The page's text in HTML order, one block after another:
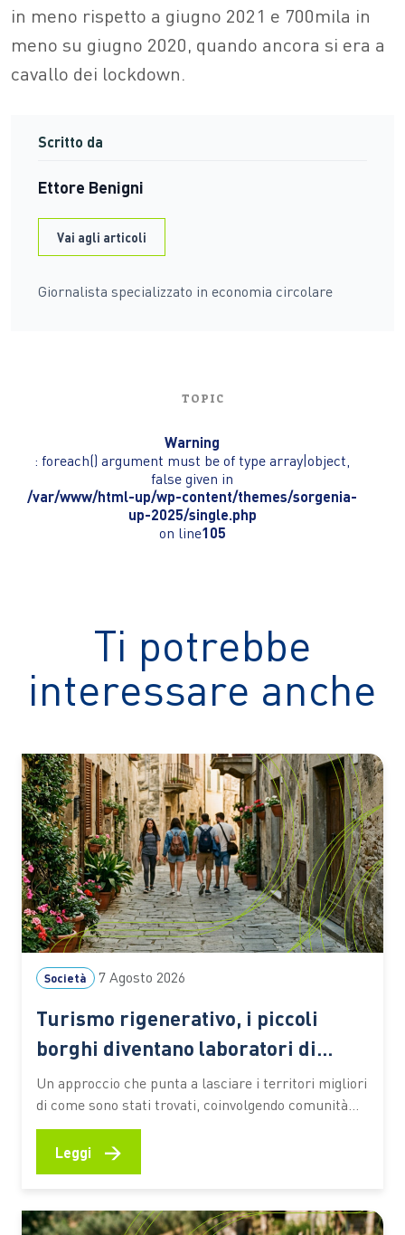
in meno rispetto a giugno 2021 e 700mila in
meno su giugno 2020, quando ancora si era a
cavallo dei lockdown.
Scritto da
Ettore Benigni
Vai agli articoli
Giornalista specializzato in economia circolare
TOPIC
Warning
: foreach() argument must be of type array|object,
false given in
/var/www/html-up/wp-content/themes/sorgenia-
up-2025/single.php
on line105
Ti potrebbe
interessare anche
Società 7 Agosto 2026
Turismo rigenerativo, i piccoli
borghi diventano laboratori di
rinascita
Un approccio che punta a lasciare i territori migliori
di come sono stati trovati, coinvolgendo comunità
locali, imprese e visitatori nella valorizzazione delle
identità culturali e nella creazione di nuove
La differenza sta nel modo in cui…
Leggi →